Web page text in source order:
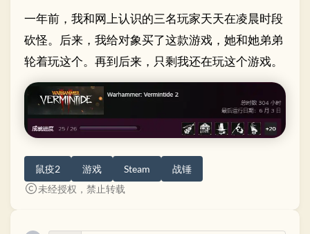
一年前，我和网上认识的三名玩家天天在凌晨时段
砍怪。后来，我给对象买了这款游戏，她和她弟弟
轮着玩这个。再到后来，只剩我还在玩这个游戏。
鼠疫2 游戏 Steam
战锤
未经授权，禁止转载